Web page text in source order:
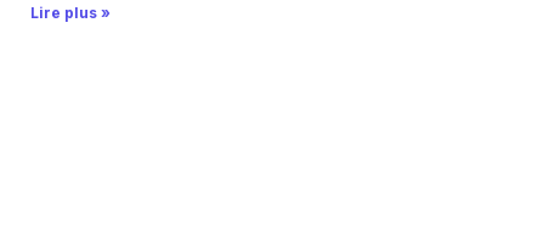
Lire plus »